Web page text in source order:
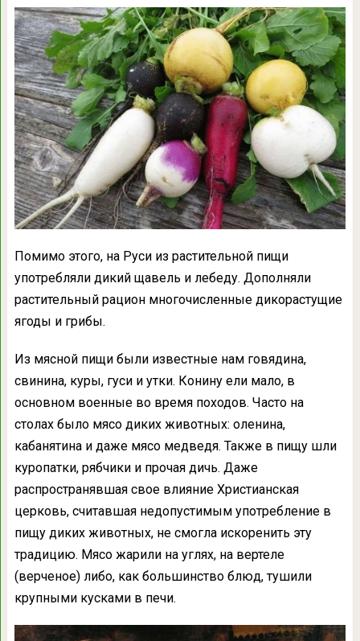
Помимо этого, на Руси из растительной пищи
употребляли дикий щавель и лебеду. Дополняли
растительный рацион многочисленные дикорастущие
ягоды и грибы.
Из мясной пищи были известные нам говядина,
свинина, куры, гуси и утки. Конину ели мало, в
основном военные во время походов. Часто на
столах было мясо диких животных: оленина,
кабанятина и даже мясо медведя. Также в пищу шли
куропатки, рябчики и прочая дичь. Даже
распространявшая свое влияние Христианская
церковь, считавшая недопустимым употребление в
пищу диких животных, не смогла искоренить эту
традицию. Мясо жарили на углях, на вертеле
(верченое) либо, как большинство блюд, тушили
крупными кусками в печи.